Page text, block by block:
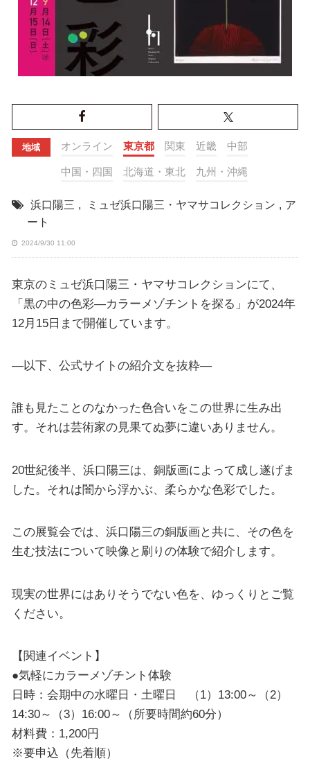
地域 オンライン 東京都 関東 近畿 中部
中国・四国 北海道・東北 九州・沖縄
浜口陽三 , ミュゼ浜口陽三・ヤマサコレクション , ア
ート
2024/9/30 11:00
東京のミュゼ浜口陽三・ヤマサコレクションにて、
「黒の中の色彩―カラーメゾチントを探る」が2024年
12月15日まで開催しています。
—以下、公式サイトの紹介文を抜粋—
誰も見たことのなかった色合いをこの世界に生み出
す。それは芸術家の見果てぬ夢に違いありません。
20世紀後半、浜口陽三は、銅版画によって成し遂げま
した。それは闇から浮かぶ、柔らかな色彩でした。
この展覧会では、浜口陽三の銅版画と共に、その色を
生む技法について映像と刷りの体験で紹介します。
現実の世界にはありそうでない色を、ゆっくりとご覧
ください。
【関連イベント】
●気軽にカラーメゾチント体験
日時：会期中の水曜日・土曜日 （1）13:00～（2）
14:30～（3）16:00～（所要時間約60分）
材料費：1,200円
※要申込（先着順）